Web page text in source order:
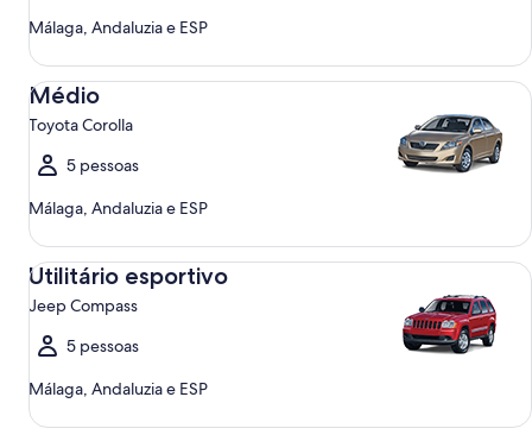
Málaga, Andaluzia e ESP
Médio
Toyota Corolla
5 pessoas
Málaga, Andaluzia e ESP
Médio Toyota Corolla
Utilitário esportivo
Jeep Compass
5 pessoas
Málaga, Andaluzia e ESP
Utilitário esportivo Jeep Compass